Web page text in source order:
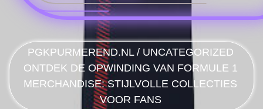
PGKPURMEREND.NL / UNCATEGORIZED
ONTDEK DE OPWINDING VAN FORMULE 1
MERCHANDISE: STIJLVOLLE COLLECTIES
VOOR FANS